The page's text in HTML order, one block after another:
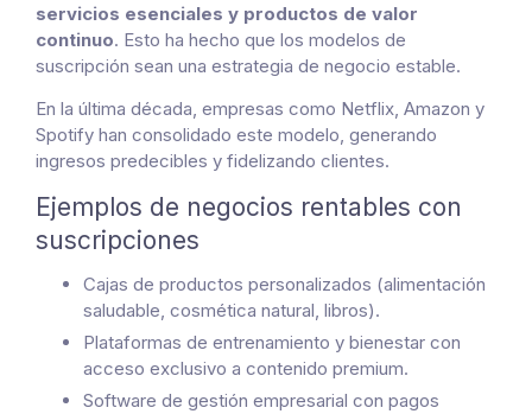
servicios esenciales y productos de valor
continuo. Esto ha hecho que los modelos de
suscripción sean una estrategia de negocio estable.
En la última década, empresas como Netflix, Amazon y
Spotify han consolidado este modelo, generando
ingresos predecibles y fidelizando clientes.
Ejemplos de negocios rentables con
suscripciones
Cajas de productos personalizados (alimentación
saludable, cosmética natural, libros).
Plataformas de entrenamiento y bienestar con
acceso exclusivo a contenido premium.
Software de gestión empresarial con pagos